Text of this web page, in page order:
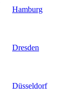
Hamburg
Dresden
Düsseldorf